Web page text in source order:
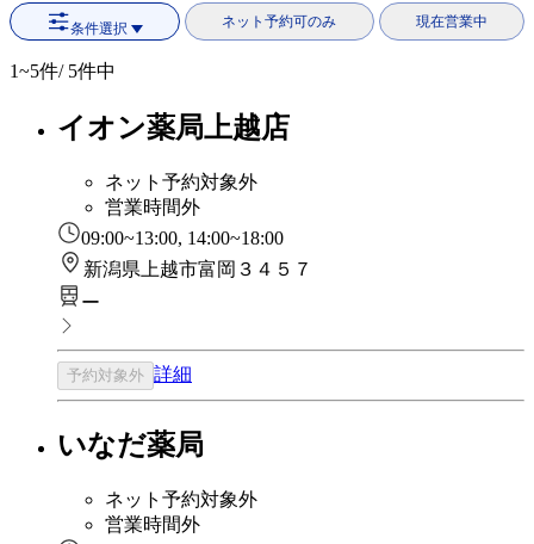
条件選択 ネット予約可のみ 現在営業中
1~5件/ 5件中
イオン薬局上越店
ネット予約対象外
営業時間外
09:00~13:00, 14:00~18:00
新潟県上越市富岡３４５７
ー
予約対象外 詳細
いなだ薬局
ネット予約対象外
営業時間外